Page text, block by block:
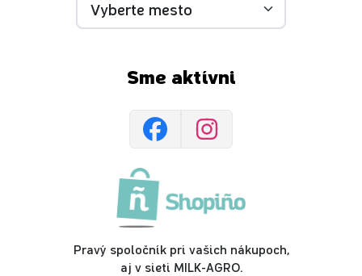
Sme aktívni
Pravý spoločník pri vašich nákupoch,
aj v sieti MILK-AGRO.